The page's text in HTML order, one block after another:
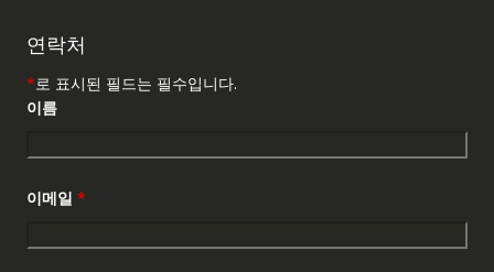
연락처
*로 표시된 필드는 필수입니다.
이름
이메일 *